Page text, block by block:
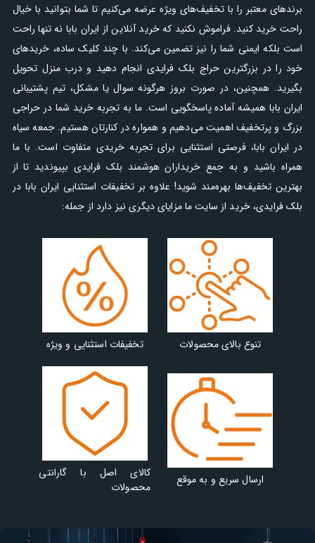
برندهای معتبر را با تخفیف‌های ویژه عرضه می‌کنیم تا شما بتوانید با خیال
راحت خرید کنید. فراموش نکنید که خرید آنلاین از ایران بابا نه تنها راحت
است بلکه ایمنی شما را نیز تضمین می‌کند. با چند کلیک ساده، خریدهای
خود را در بزرگترین حراج بلک فرایدی انجام دهید و درب منزل تحویل
بگیرید. همچنین، در صورت بروز هرگونه سوال یا مشکل، تیم پشتیبانی
ایران بابا همیشه آماده پاسخگویی است. ما به تجربه خرید شما در حراجی
بزرگ و پرتخفیف اهمیت می‌دهیم و همواره در کنارتان هستیم. جمعه سیاه
در ایران بابا، فرصتی استثنایی برای تجربه خریدی متفاوت است. با ما
همراه باشید و به جمع خریداران هوشمند بلک فرایدی بپیوندید تا از
بهترین تخفیف‌ها بهره‌مند شوید! علاوه بر تخفیفات استثنایی ایران بابا در
بلک فرایدی، خرید از سایت ما مزایای دیگری نیز دارد از جمله:
تنوع بالای محصولات تخفیفات استثنایی و ویژه
ارسال سریع و به موقع
کالای اصل با گارانتی
محصولات